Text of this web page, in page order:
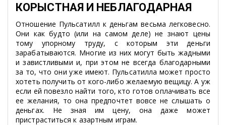
КОРЫСТНАЯ И НЕБЛАГОДАРНАЯ
Отношение Пульсатилл к деньгам весьма легковесно.
Они как будто (или на самом деле) не знают цены
тому упорному труду, с которым эти деньги
зарабатываются. Многие из них могут быть жадными
и завистливыми и, при этом не всегда благодарными
за то, что они уже имеют. Пульсатилла может просто
хотеть получить от кого-либо желаемую вещицу. А уж
если ей повезло найти того, кто готов оплачивать все
ее желания, то она предпочтет вовсе не слышать о
деньгах. Не зная им цену, она даже может
пристраститься к азартным играм.